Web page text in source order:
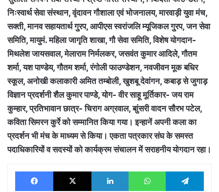
निःस्वार्थ सेवा संस्थान, वृंदावन गौशाला एवं भोजनालय, मारवाड़ी युवा मंच,
सक्ती, मानव सहायतार्थ गु्रप, आपीएस स्वरांजलि म्यूजिकल गु्रप, जन सेवा
समिति, मायुमं. महिला जागृति शाखा, गौ सेवा समिति, विशेष योगदान-
मिथलेश जायसवाल, मेलाराम निर्मलकर, जसवंत कुमार आदिले, गौतम
शर्मा, यश पाण्डेय, गौतम शर्मा, रंगोली फाउण्डेशन, नवजीवन मूक बधिर
स्कूल, अनोखी कलाकारी अमित तम्बोली, खुशबू देवांगन, कबाड़ से जुगाड़
विज्ञान प्रदर्शनी शैल कुमार पाण्डे, योग- वीर साहू मूर्तिकार- जय राम
कुम्हार, प्रतिभावान छात्र- चिराग अग्रवाल, बाुंसरी वादन सौरभ पटेल,
कविता सिमरन कुर्रे को सम्मानित किया गया। इन्हानें अपनी कला का
प्रदर्शन भी मंच के माध्यम से किया। एकता पत्रकार संघ के समस्त
पदाधिकारियों व सदस्यों को कार्यक्रम संचालन में सराहनीय योगदान रहा।
Facebook X LinkedIn WhatsApp